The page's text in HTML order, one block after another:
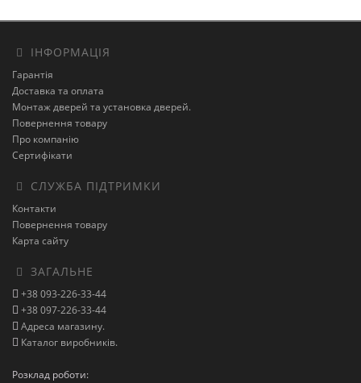
ІНФОРМАЦІЯ
Гарантія
Доставка та оплата
Монтаж дверей та установка дверей.
Повернення товару
Про компанію
Сертифікати
СЛУЖБА ПІДТРИМКИ
Контакти
Повернення товару
Карта сайту
ЗАГАЛЬНЕ
+38 093-226-33-44
+38 097-226-33-44
Адреса магазину.
Каталог виробників.
Розклад роботи: